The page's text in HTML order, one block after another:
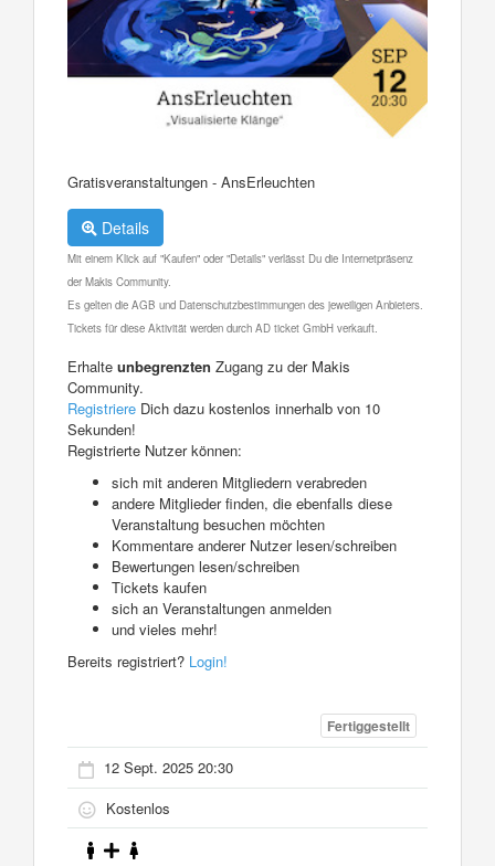
Gratisveranstaltungen - AnsErleuchten
Details
Mit einem Klick auf "Kaufen" oder "Details" verlässt Du die Internetpräsenz
der Makis Community.
Es gelten die AGB und Datenschutzbestimmungen des jeweiligen Anbieters.
Tickets für diese Aktivität werden durch AD ticket GmbH verkauft.
Erhalte unbegrenzten Zugang zu der Makis
Community.
Registriere Dich dazu kostenlos innerhalb von 10
Sekunden!
Registrierte Nutzer können:
sich mit anderen Mitgliedern verabreden
andere Mitglieder finden, die ebenfalls diese
Veranstaltung besuchen möchten
Kommentare anderer Nutzer lesen/schreiben
Bewertungen lesen/schreiben
Tickets kaufen
sich an Veranstaltungen anmelden
und vieles mehr!
Bereits registriert? Login!
Fertiggestellt
12 Sept. 2025 20:30
Kostenlos